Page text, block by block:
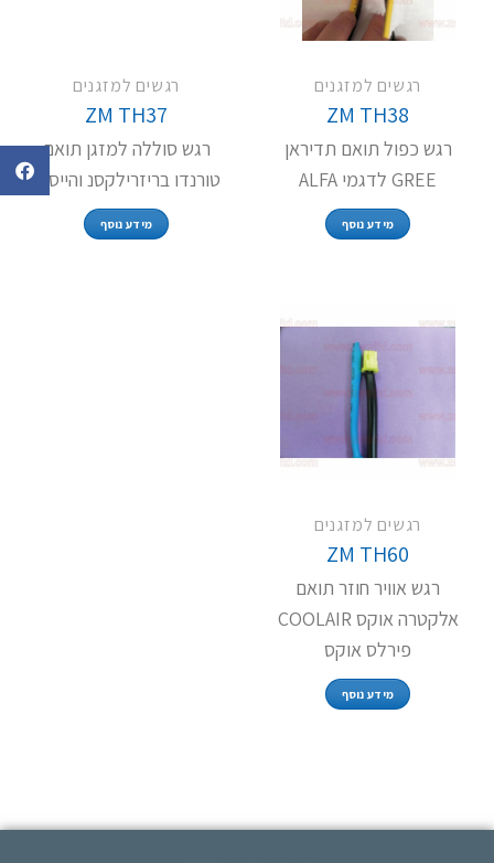
רגשים למזגנים
ZM TH38
רגש כפול תואם תדיראן
GREE לדגמי ALFA
מידע נוסף
רגשים למזגנים
ZM TH37
רגש סוללה למזגן תואם
טורנדו בריזרילקסנ והייסנס
מידע נוסף
רגשים למזגנים
ZM TH60
רגש אוויר חוזר תואם
אלקטרה אוקס COOLAIR
פירלס אוקס
מידע נוסף